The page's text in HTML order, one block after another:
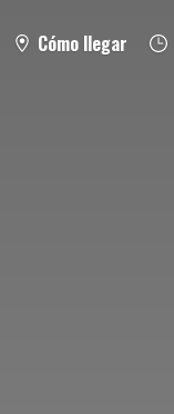
Cómo llegar